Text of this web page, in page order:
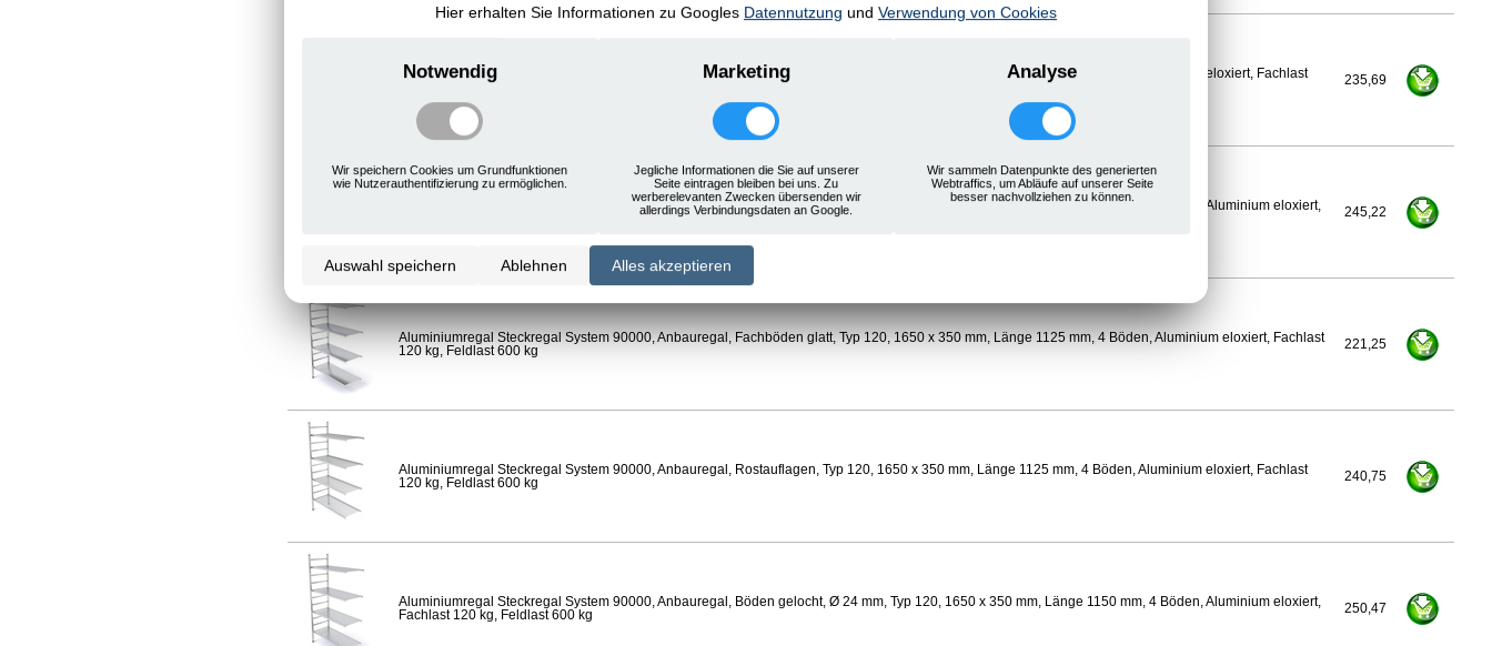
Aluminiumregal Steckregal System 90000, Anbauregal, Rostauflagen, Typ 120, 1650 x 350 mm, Länge 1100 mm, 4 Böden, Aluminium eloxiert, Fachlast
120 kg, Feldlast 600 kg
235,69
Aluminiumregal Steckregal System 90000, Anbauregal, Böden gelocht, Ø 24 mm, Typ 120, 1650 x 350 mm, Länge 1125 mm, 4 Böden, Aluminium eloxiert,
245,22
Aluminiumregal Steckregal System 90000, Anbauregal, Fachböden glatt, Typ 120, 1650 x 350 mm, Länge 1125 mm, 4 Böden, Aluminium eloxiert, Fachlast
120 kg, Feldlast 600 kg
221,25
Aluminiumregal Steckregal System 90000, Anbauregal, Rostauflagen, Typ 120, 1650 x 350 mm, Länge 1125 mm, 4 Böden, Aluminium eloxiert, Fachlast
120 kg, Feldlast 600 kg
240,75
Aluminiumregal Steckregal System 90000, Anbauregal, Böden gelocht, Ø 24 mm, Typ 120, 1650 x 350 mm, Länge 1150 mm, 4 Böden, Aluminium eloxiert,
Fachlast 120 kg, Feldlast 600 kg
250,47
Hier erhalten Sie Informationen zu Googles Datennutzung und Verwendung von Cookies
Notwendig
Wir speichern Cookies um Grundfunktionen
wie Nutzerauthentifizierung zu ermöglichen.
Marketing
Jegliche Informationen die Sie auf unserer
Seite eintragen bleiben bei uns. Zu
werberelevanten Zwecken übersenden wir
allerdings Verbindungsdaten an Google.
Analyse
Wir sammeln Datenpunkte des generierten
Webtraffics, um Abläufe auf unserer Seite
besser nachvollziehen zu können.
Auswahl speichern Ablehnen Alles akzeptieren